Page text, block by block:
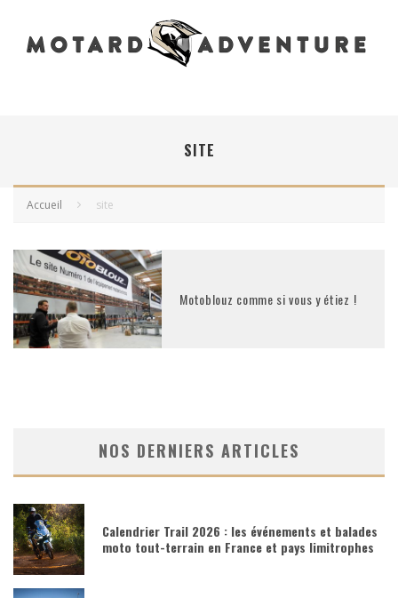
SITE
Accueil site
Motoblouz comme si vous y étiez !
NOS DERNIERS ARTICLES
Calendrier Trail 2026 : les événements et balades
moto tout-terrain en France et pays limitrophes